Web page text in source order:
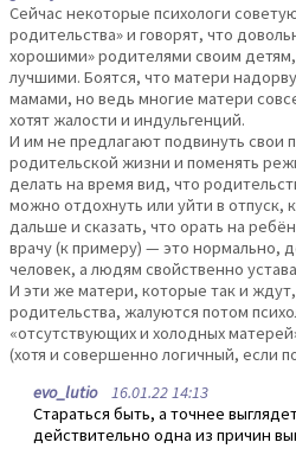
Сейчас некоторые психологи
родительства» и говорят, что
хорошими» родителями своим
лучшими. Боятся, что матери
мамами, но ведь многие матери
хотят жалости и индульгенций.
И им не предлагают подвинуть свои
родительской жизни и поменять
делать на время вид, что
можно отдохнуть или уйти в отпуск,
дальше и сказать, что орать на
врачу (к примеру) — это нормально,
человек, а людям свойственно
И эти же матери, которые так и
родительства, жалуются потом
«отсутствующих и холодных
(хотя и совершенно логичный, если
evo_lutio16.01.22 14:13
Стараться быть, а точнее
действительно одна из причин